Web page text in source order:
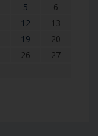
5
6
12
13
19
20
26
27